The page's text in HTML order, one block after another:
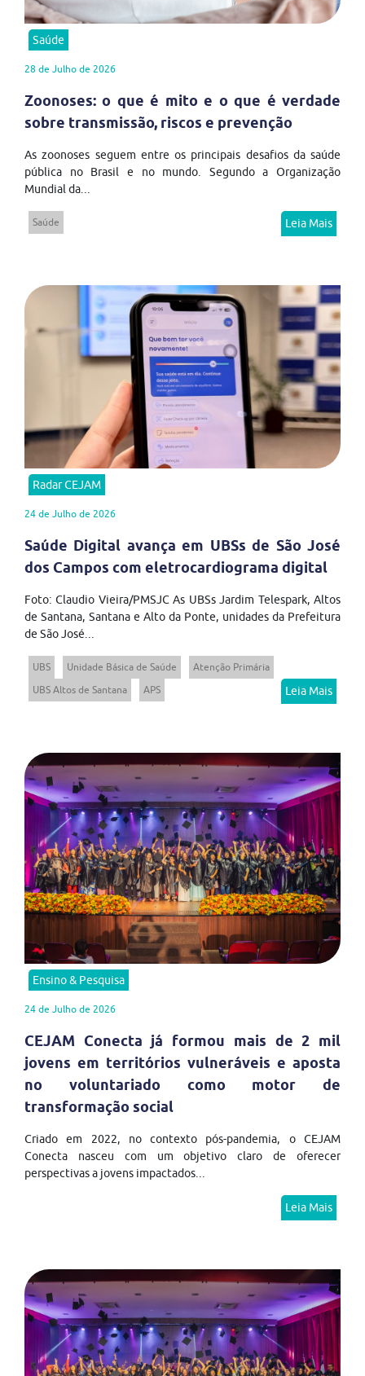
Saúde
28 de Julho de 2026
Zoonoses: o que é mito e o que é verdade
sobre transmissão, riscos e prevenção
As zoonoses seguem entre os principais desafios da saúde
pública no Brasil e no mundo. Segundo a Organização
Mundial da...
Saúde Leia Mais
Radar CEJAM
24 de Julho de 2026
Saúde Digital avança em UBSs de São José
dos Campos com eletrocardiograma digital
Foto: Claudio Vieira/PMSJC As UBSs Jardim Telespark, Altos
de Santana, Santana e Alto da Ponte, unidades da Prefeitura
de São José...
UBS Unidade Básica de Saúde
Atenção Primária
UBS Altos de Santana
APS Leia Mais
Ensino & Pesquisa
24 de Julho de 2026
CEJAM Conecta já formou mais de 2 mil
jovens em territórios vulneráveis e aposta
no voluntariado como motor de
transformação social
Criado em 2022, no contexto pós-pandemia, o CEJAM
Conecta nasceu com um objetivo claro de oferecer
perspectivas a jovens impactados...
Leia Mais